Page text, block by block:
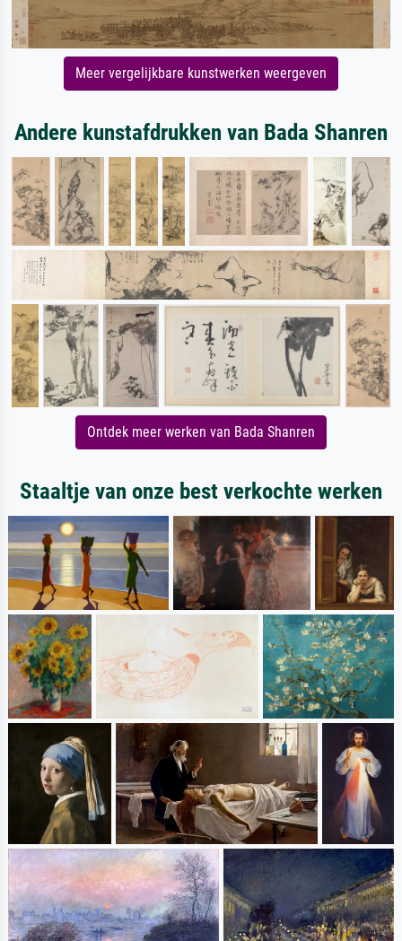
Meer vergelijkbare kunstwerken weergeven
Andere kunstafdrukken van Bada Shanren
Ontdek meer werken van Bada Shanren
Staaltje van onze best verkochte werken